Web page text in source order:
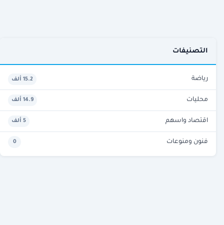
التصنيفات
رياضة 15.2 ألف
محليات 14.9 ألف
اقتصاد واسهم 5 ألف
فنون ومنوعات 0